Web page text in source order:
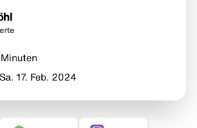
Minuten
Sa. 17. Feb. 2024